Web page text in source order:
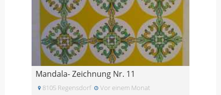
Mandala- Zeichnung Nr. 11
8105 Regensdorf Vor einem Monat